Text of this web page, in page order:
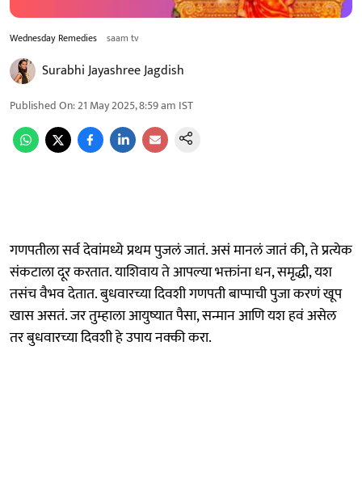
Wednesday Remedies saam tv
Surabhi Jayashree Jagdish
Published On:21 May 2025, 8:59 am IST
गणपतीला सर्व देवांमध्ये प्रथम पुजलं जातं. असं मानलं जातं की, ते प्रत्येक
संकटाला दूर करतात. याशिवाय ते आपल्या भक्तांना धन, समृद्धी, यश
तसंच वैभव देतात. बुधवारच्या दिवशी गणपती बाप्पाची पुजा करणं खूप
खास असतं. जर तुम्हाला आयुष्यात पैसा, सन्मान आणि यश हवं असेल
तर बुधवारच्या दिवशी हे उपाय नक्की करा.